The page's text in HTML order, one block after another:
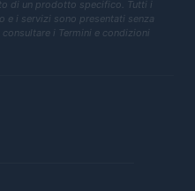
di un prodotto specifico. Tutti i
i servizi sono presentati senza
i Termini e condizioni